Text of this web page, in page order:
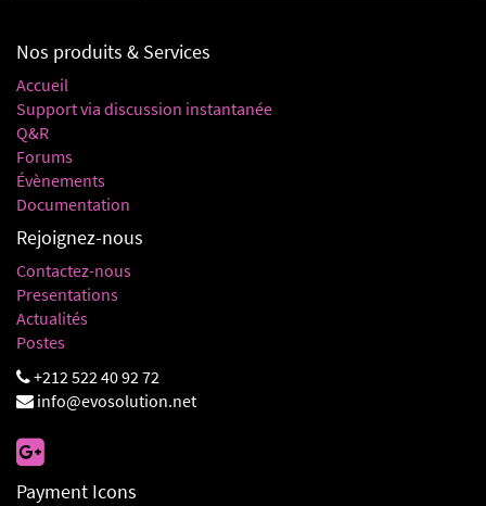
Nos produits & Services
Accueil
Support via discussion instantanée
Q&R
Forums
Évènements
Documentation
Rejoignez-nous
Contactez-nous
Presentations
Actualités
Postes
+212 522 40 92 72
info@evosolution.net
Payment Icons